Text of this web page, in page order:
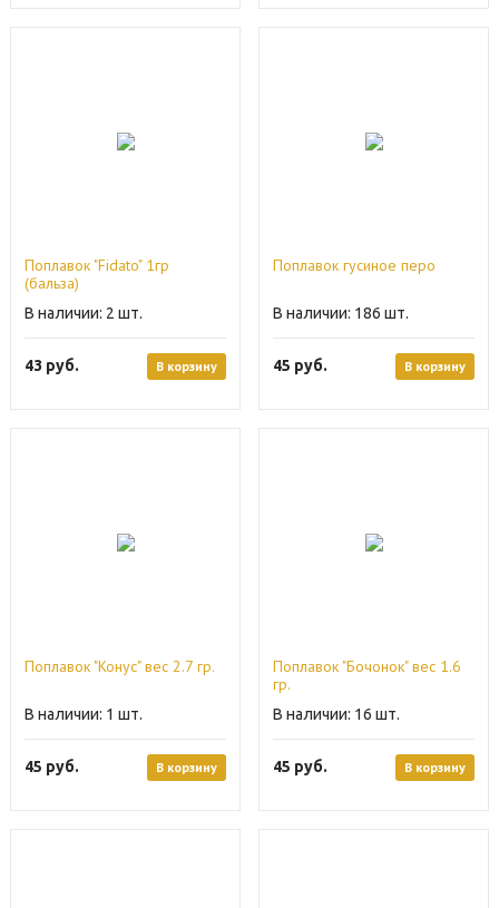
Поплавок "Fidato" 1гр
(бальза)
2
43 руб. В корзину
Поплавок гусиное перо
186
45 руб. В корзину
Поплавок "Конус" вес 2.7 гр.
1
45 руб. В корзину
Поплавок "Бочонок" вес 1.6
гр.
16
45 руб. В корзину